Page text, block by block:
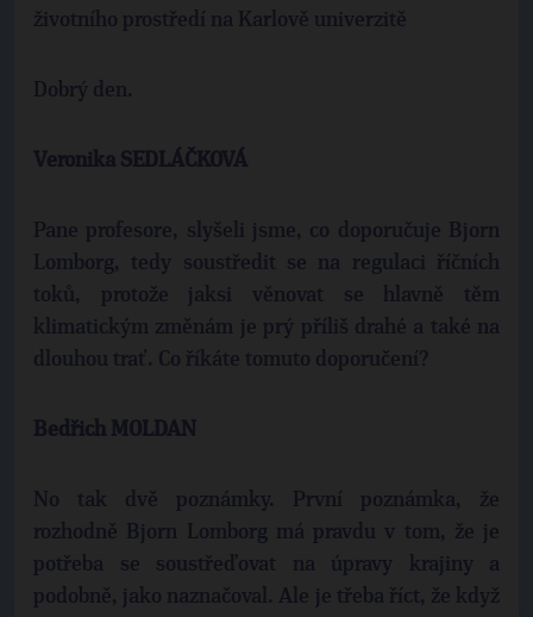
životního prostředí na Karlově univerzitě
Dobrý den.
Veronika SEDLÁČKOVÁ
Pane profesore, slyšeli jsme, co doporučuje Bjorn
Lomborg, tedy soustředit se na regulaci říčních
toků, protože jaksi věnovat se hlavně těm
klimatickým změnám je prý příliš drahé a také na
dlouhou trať. Co říkáte tomuto doporučení?
Bedřich MOLDAN
No tak dvě poznámky. První poznámka, že
rozhodně Bjorn Lomborg má pravdu v tom, že je
potřeba se soustřeďovat na úpravy krajiny a
podobně, jako naznačoval. Ale je třeba říct, že když